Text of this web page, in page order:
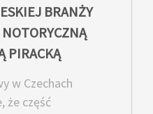
BRANŻY
PIRACKĄ
w Czechach
że część